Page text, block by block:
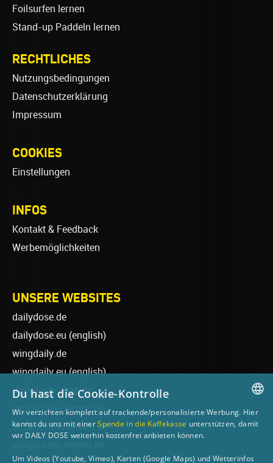
Foilsurfen lernen
Stand-up Paddeln lernen
RECHTLICHES
Nutzungsbedingungen
Datenschutzerklärung
Impressum
COOKIES
Einstellungen
INFOS
Kontakt & Feedback
Werbemöglichkeiten
UNSERE WEBSITES
dailydose.de
dailydose.eu (english)
wingdaily.de
wingdaily.eu(english)
dailydose-shop.de
windsurfen-lernen.de
wellenreiten-lernen.de
GERMAN
Du hast die Cookie-Kontrolle
Wir verzichten komplett auf trackende/personalisierte Werbung. Hier
kannst du uns mit einerSpende in die Kaffekasse unterstützen, damit
wir DAILY DOSE weiterhin kostenfrei anbieten können.
Um Videos (Youtube, Vimeo), Karten (Google Maps) und Wetterinfos